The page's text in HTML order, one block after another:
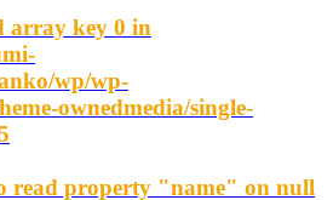
array key 0 in
wp/wp-
ownedmedia/single-
read property "name" on null